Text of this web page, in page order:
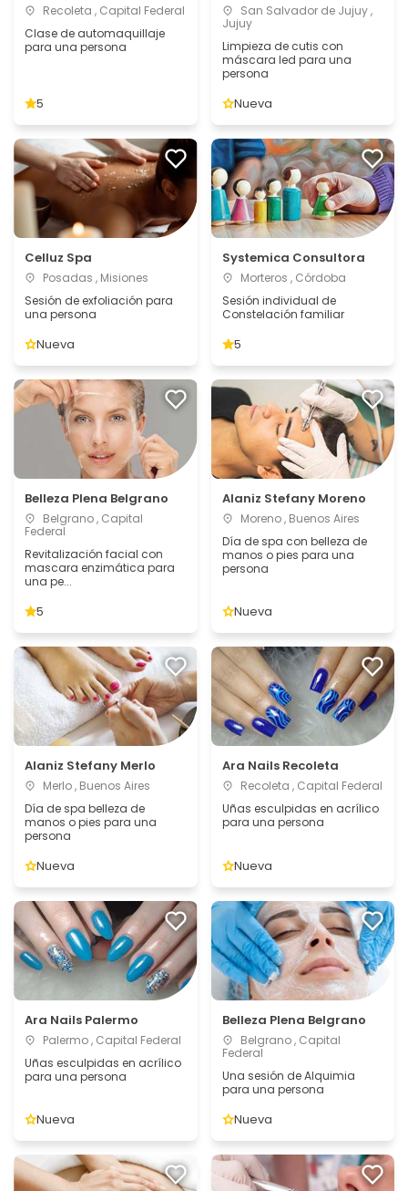
Recoleta , Capital Federal
Clase de automaquillaje
para una persona
5
San Salvador de Jujuy ,
Jujuy
Limpieza de cutis con
máscara led para una
persona
Nueva
Celluz Spa
Posadas , Misiones
Sesión de exfoliación para
una persona
Nueva
Systemica Consultora
Morteros , Córdoba
Sesión individual de
Constelación familiar
5
Belleza Plena Belgrano
Belgrano , Capital
Federal
Revitalización facial con
mascara enzimática para
una pe...
5
Alaniz Stefany Moreno
Moreno , Buenos Aires
Día de spa con belleza de
manos o pies para una
persona
Nueva
Alaniz Stefany Merlo
Merlo , Buenos Aires
Día de spa belleza de
manos o pies para una
persona
Nueva
Ara Nails Recoleta
Recoleta , Capital Federal
Uñas esculpidas en acrílico
para una persona
Nueva
Ara Nails Palermo
Palermo , Capital Federal
Uñas esculpidas en acrílico
para una persona
Nueva
Belleza Plena Belgrano
Belgrano , Capital
Federal
Una sesión de Alquimia
para una persona
Nueva